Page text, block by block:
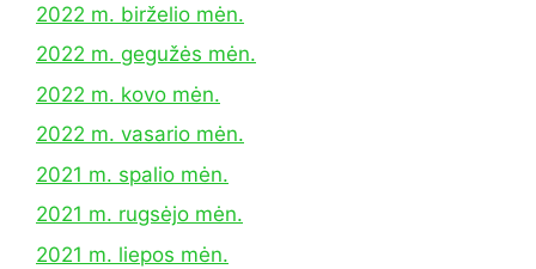
2022 m. birželio mėn.
2022 m. gegužės mėn.
2022 m. kovo mėn.
2022 m. vasario mėn.
2021 m. spalio mėn.
2021 m. rugsėjo mėn.
2021 m. liepos mėn.